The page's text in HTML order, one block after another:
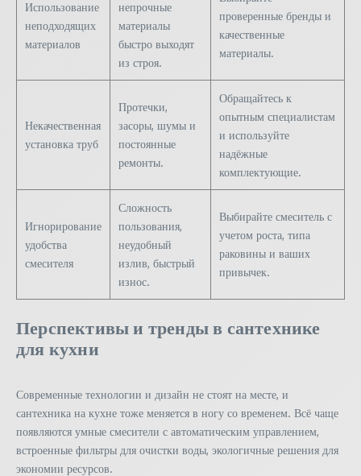
Использование
неподходящих
материалов
непрочные
материалы
быстро выходят
из строя.
проверенные бренды и
качественные
материалы.
Некачественная
установка труб
Протечки,
засоры, шумы и
постоянные
ремонты.
Обращайтесь к
опытным специалистам
и используйте
надёжные
комплектующие.
Игнорирование
удобства
смесителя
Сложность
пользования,
неудобный
излив, быстрый
износ.
Выбирайте смеситель с
учетом роста, типа
раковины и ваших
привычек.
Перспективы и тренды в сантехнике
для кухни
Современные технологии и дизайн не стоят на месте, и
сантехника на кухне тоже меняется в ногу со временем. Всё чаще
появляются умные смесители с автоматическим управлением,
встроенные фильтры для очистки воды, экологичные решения для
экономии ресурсов.